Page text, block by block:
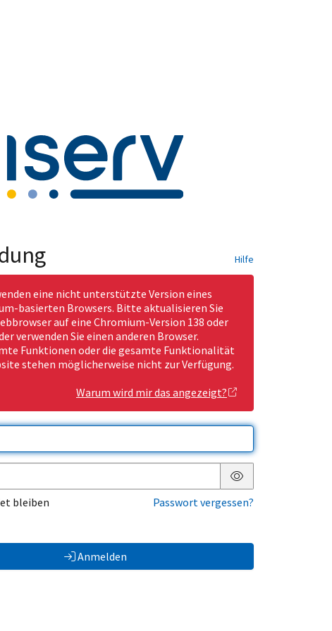
Hilfe
eine nicht unterstützte Version eines
basierten Browsers. Bitte aktualisieren Sie
auf eine Chromium-Version 138 oder
verwenden Sie einen anderen Browser.
Funktionen oder die gesamte Funktionalität
stehen möglicherweise nicht zur Verfügung.
Warum wird mir das angezeigt?
Passwort anzeigen
bleiben
Passwort vergessen?
Anmelden